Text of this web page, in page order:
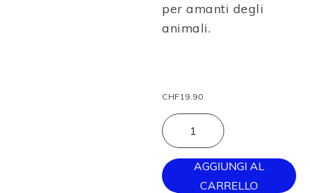
per amanti degli
animali.
CHF19.90
AGGIUNGI AL
CARRELLO